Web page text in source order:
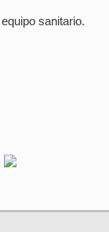
sanitario.